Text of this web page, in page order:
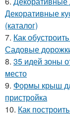
Декоративные
(каталог)
7. Как
Садовые
8. 35 идей зоны
место
9. Формы крыш
пристройка
10. Как